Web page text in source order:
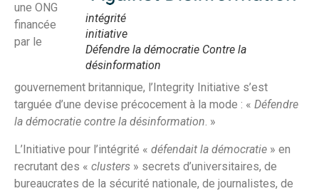
intégrité
initiative
Défendre la démocratie Contre la
désinformation
une ONG
financée
par le
gouvernement britannique, l’Integrity Initiative s’est
targuée d’une devise précocement à la mode : « Défendre
la démocratie contre la désinformation. »
L’Initiative pour l’intégrité « défendait la démocratie » en
recrutant des « clusters » secrets d’universitaires, de
bureaucrates de la sécurité nationale, de journalistes, de